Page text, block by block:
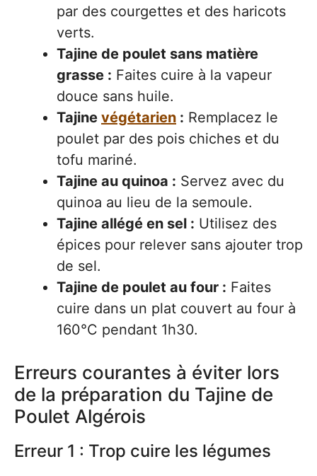
par des courgettes et des haricots
verts.
Tajine de poulet sans matière
grasse : Faites cuire à la vapeur
douce sans huile.
Tajine végétarien : Remplacez le
poulet par des pois chiches et du
tofu mariné.
Tajine au quinoa : Servez avec du
quinoa au lieu de la semoule.
Tajine allégé en sel : Utilisez des
épices pour relever sans ajouter trop
de sel.
Tajine de poulet au four : Faites
cuire dans un plat couvert au four à
160°C pendant 1h30.
Erreurs courantes à éviter lors
de la préparation du Tajine de
Poulet Algérois
Erreur 1 : Trop cuire les légumes